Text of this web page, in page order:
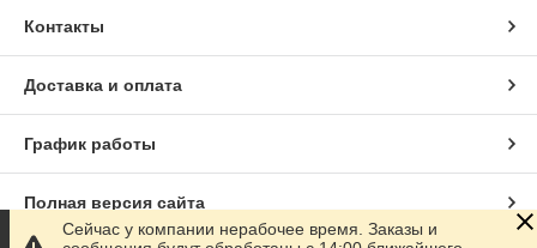
Контакты
Доставка и оплата
График работы
Полная версия сайта
Сейчас у компании нерабочее время. Заказы и